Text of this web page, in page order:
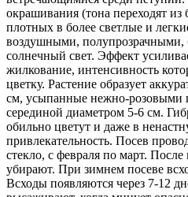
окрашивания (тона переходят
плотных в более светлые и
воздушными, полупрозрачными,
солнечный свет. Эффект
жилкование, интенсивность
цветку. Растение образует
см, усыпанные нежно-розовыми
серединой диаметром 5-6 см.
обильно цветут и даже в
привлекательность. Посев
стекло, с февраля по март. После
убирают. При зимнем посеве
Всходы появляются через 7-12